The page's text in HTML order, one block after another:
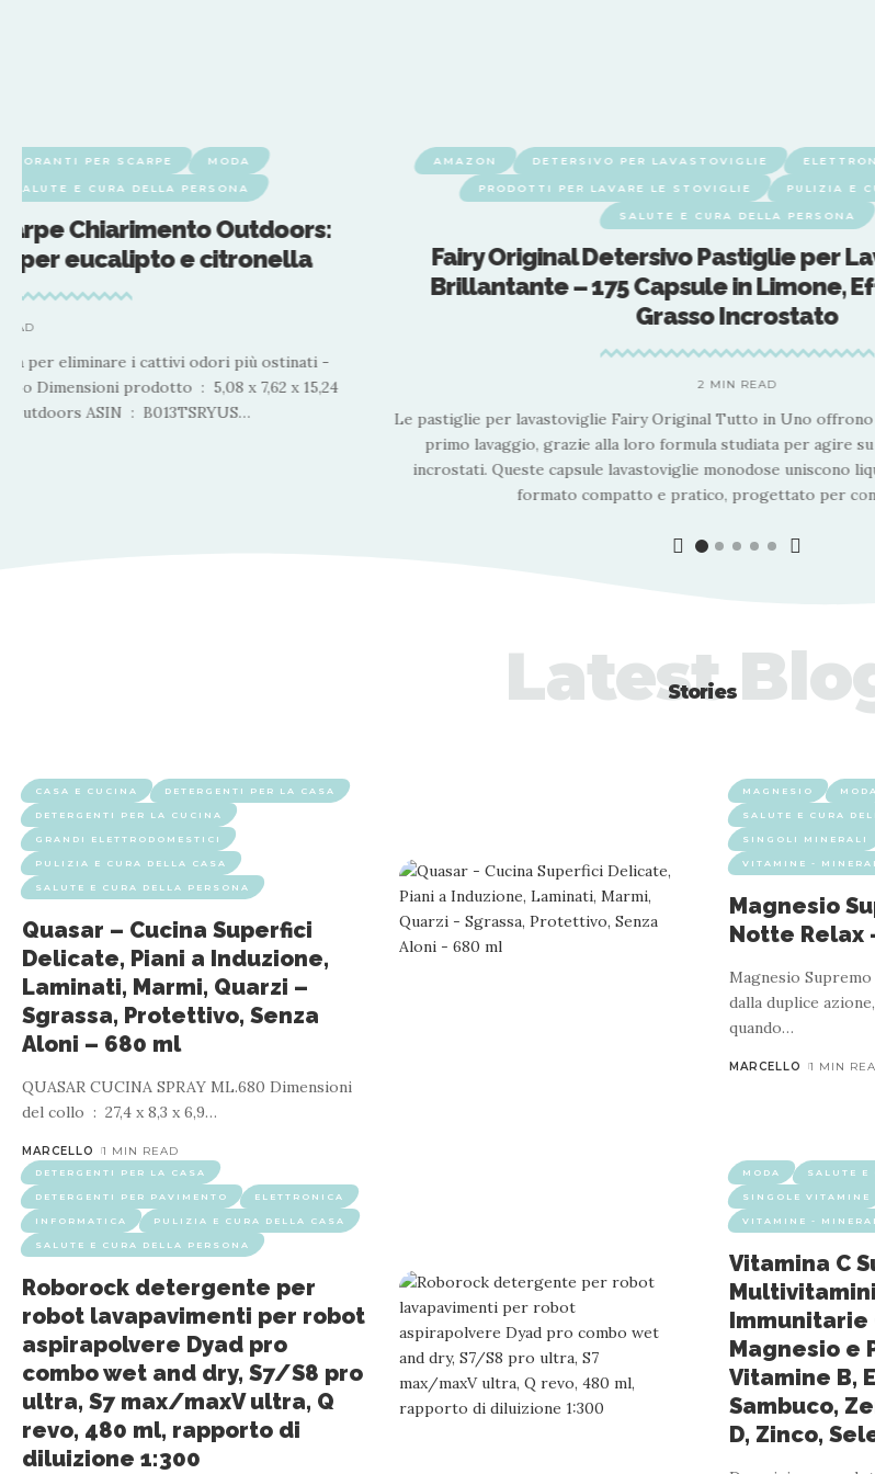
PER SCARPE MODA
SALUTE E CURA DELLA PERSONA
Chiarimento Outdoors:
per eucalipto e citronella
per eliminare i cattivi odori più ostinati -
cm; 113,4 grammi Produttore ‏ : ‎ Lumi Outdoors ASIN ‏ : ‎ B013TSRYUS…
AMAZON DETERSIVO PER LAVASTOVIGLIE
PRODOTTI PER LAVARE LE STOVIGLIE PULIZIA E
SALUTE E CURA DELLA PERSONA
Fairy Original Detersivo Pastiglie per
Brillantante – 175 Capsule in Limone,
Grasso Incrostato
2 MIN READ
Le pastiglie per lavastoviglie Fairy Original Tutto in Uno offrono
primo lavaggio, grazie alla loro formula studiata per agire
incrostati. Queste capsule lavastoviglie monodose uniscono
formato compatto e pratico, progettato per
Stories
Latest
CASA E CUCINA DETERGENTI PER LA CASA
DETERGENTI PER LA CUCINA
GRANDI ELETTRODOMESTICI
PULIZIA E CURA DELLA CASA
SALUTE E CURA DELLA PERSONA
Quasar – Cucina Superfici
Delicate, Piani a Induzione,
Laminati, Marmi, Quarzi –
Sgrassa, Protettivo, Senza
Aloni – 680 ml
QUASAR CUCINA SPRAY ML.680 Dimensioni
del collo ‏ : ‎ 27,4 x 8,3 x 6,9…
MARCELLO 1 MIN READ
MAGNESIO MODA
SALUTE E CURA
SINGOLI MINERALI
VITAMINE -
Magnesio
Notte Relax
Magnesio
dalla duplice
quando…
MARCELLO 1 MIN
DETERGENTI PER LA CASA
DETERGENTI PER PAVIMENTO ELETTRONICA
INFORMATICA PULIZIA E CURA DELLA CASA
SALUTE E CURA DELLA PERSONA
Roborock detergente per
robot lavapavimenti per robot
aspirapolvere Dyad pro
combo wet and dry, S7/S8 pro
ultra, S7 max/maxV ultra, Q
revo, 480 ml, rapporto di
diluizione 1:300
MODA SALUTE E
SINGOLE VITAMINE
VITAMINE -
Vitamina C
Immunitarie
Magnesio e
Vitamine B,
Sambuco,
D, Zinco,